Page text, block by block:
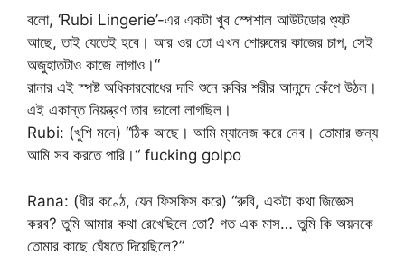
বলো, ‘Rubi Lingerie’-এর একটা খুব স্পেশাল আউটডোর শ্যুট
আছে, তাই যেতেই হবে। আর ওর তো এখন শোরুমের কাজের চাপ, সেই
অজুহাতটাও কাজে লাগাও।“
রানার এই স্পষ্ট অধিকারবোধের দাবি শুনে রুবির শরীর আনন্দে কেঁপে উঠল।
এই একান্ত নিয়ন্ত্রণ তার ভালো লাগছিল।
Rubi: (খুশি মনে) “ঠিক আছে। আমি ম্যানেজ করে নেব। তোমার জন্য
আমি সব করতে পারি।“ fucking golpo
Rana: (ধীর কণ্ঠে, যেন ফিসফিস করে) “রুবি, একটা কথা জিজ্ঞেস
করব? তুমি আমার কথা রেখেছিলে তো? গত এক মাস… তুমি কি অয়নকে
তোমার কাছে ঘেঁষতে দিয়েছিলে?”